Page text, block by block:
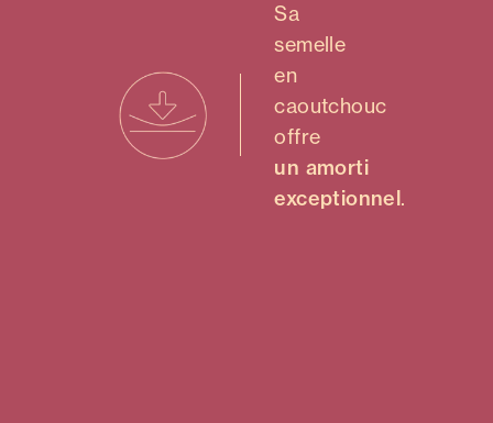
Sa
semelle
en
caoutchouc
offre
un amorti
exceptionnel.